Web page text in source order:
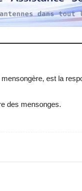
est la
des mensonges.